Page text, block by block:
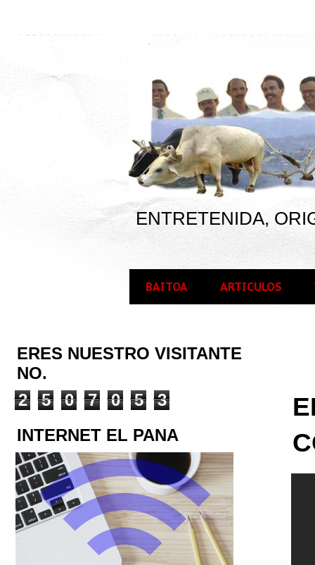
ENTRETENIDA,
BAITOA ARTICULOS
ERES NUESTRO VISITANTE
NO.
2
5 0 7 0 5
3
INTERNET EL PANA